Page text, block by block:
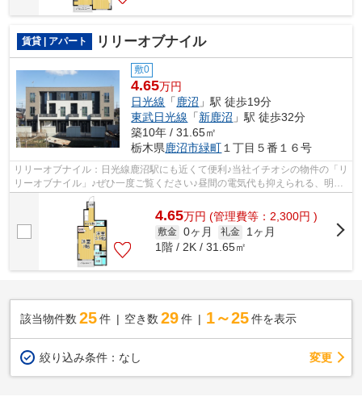
賃貸 | アパート リリーオブナイル
敷0
4.65万円
日光線 「 鹿沼 」駅 徒歩19分
東武日光線 「新鹿沼 」駅 徒歩32分
築10年 / 31.65㎡
栃木県鹿沼市緑町 １丁目５番１６号
リリーオブナイル：日光線鹿沼駅にも近くて便利♪当社イチオシの物件の「リ
リーオブナイル」♪ぜひ一度ご覧ください♪昼間の電気代も抑えられる、明る
い室内環境のある物件です♪こちらの...
4.65万円 (管理費等：2,300円 )
敷金 0ヶ月 礼金
1ヶ月
1階 / 2K / 31.65㎡
該当物件数 25件 空き数 29 件 1～25 件を表示
絞り込み条件： なし 変更